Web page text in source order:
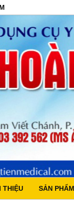
THIỆU SẢN PHẨM